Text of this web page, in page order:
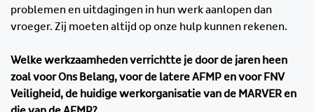
problemen en uitdagingen in hun werk aanlopen dan
vroeger. Zij moeten altijd op onze hulp kunnen rekenen.
Welke werkzaamheden verrichtte je door de jaren heen
zoal voor Ons Belang, voor de latere AFMP en voor FNV
Veiligheid, de huidige werkorganisatie van de MARVER en